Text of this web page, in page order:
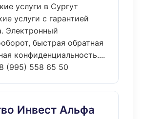
услуги в Сургут
услуги с гарантией
Электронный
быстрая обратная
конфиденциальность....
8 (995) 558 65 50
Инвест Альфа